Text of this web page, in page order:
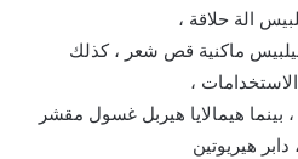
الة حلاقة ،
فيلبيس ماكنية قص شعر ، كذلك
،
بينما هيمالايا هيربل غسول مقشر
دابر هيريوتين